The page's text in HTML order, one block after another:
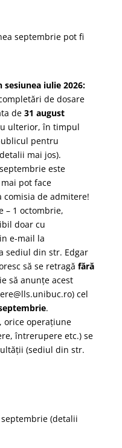
septembrie pot fi
iulie 2026:
de dosare
de 31 august
ulterior, în timpul
pentru
mai jos).
este
pot face
de admitere!
– 1 octombrie,
doar cu
e-mail la
sediul din str. Edgar
să se retragă fără
să anunțe acest
cel
.
orice operațiune
întrerupere etc.) se
(sediul din str.
(detalii